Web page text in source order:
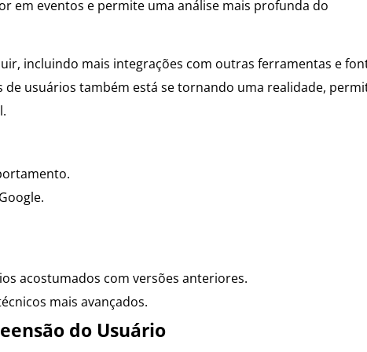
em eventos e permite uma análise mais profunda do
incluindo mais integrações com outras ferramentas e
usuários também está se tornando uma realidade,
acostumados com versões anteriores.
mais avançados.
do Usuário